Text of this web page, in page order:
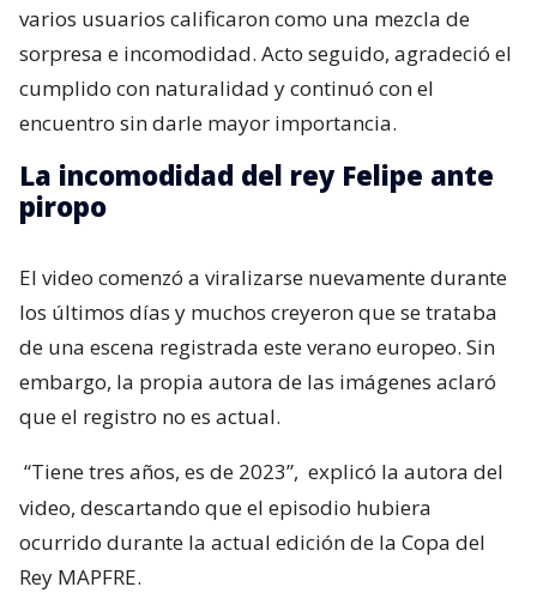
varios usuarios calificaron como una mezcla de
sorpresa e incomodidad. Acto seguido, agradeció el
cumplido con naturalidad y continuó con el
encuentro sin darle mayor importancia.
La incomodidad del rey Felipe ante
piropo
El video comenzó a viralizarse nuevamente durante
los últimos días y muchos creyeron que se trataba
de una escena registrada este verano europeo. Sin
embargo, la propia autora de las imágenes aclaró
que el registro no es actual.
“Tiene tres años, es de 2023”, explicó la autora del
video, descartando que el episodio hubiera
ocurrido durante la actual edición de la Copa del
Rey MAPFRE.